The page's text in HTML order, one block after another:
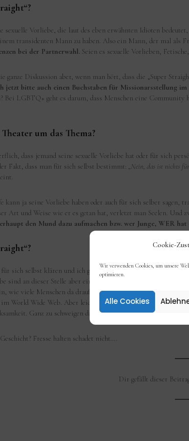
Cookie-
Wir verwenden Cookies, um unsere
optimieren.
Alle Cookies
sexuelle Vorliebe, die laut des eben erwähnten Idioten
transidenten Mann zu haben. Also ein Mann, der mal als
bei der Partnerwahl. Seien es sexuelle Vorlieben,
ganze Diskussion aber, wenn man hört, dass die „Super
jetzt bitte auch einen Buchstaben für Missionarsstellung im
Bei LGBTQ+ geht es darum, dass Menschen eine
um das Thema?
dass jemand seine sexuelle Vorliebe hat oder für sich
Fakt, dass man für sich selbst bestimmt: „Nein, das ist nichts
kann ja seine Vorliebe haben oder auch für sich selber
Art und Weise wie er es getan hat, verletzt man Seelen. Und
den Mund dazu aufmachen bzw. wer Junge, WER
für sich selbst klären und ich glaube, die meisten Menschen
sind an dieser Stelle aber einfach völlig egal. Ich kenne
wie viele Menschen da draußen, der jetzt sagt:„Uhh, wie kann
World Wide Web. Aber leider ist es heutzutage auch so,
Ganz zu schweigen davon, dass sicherlich die meisten
Fresse halten schadet nicht….
Dir gefällt dieser